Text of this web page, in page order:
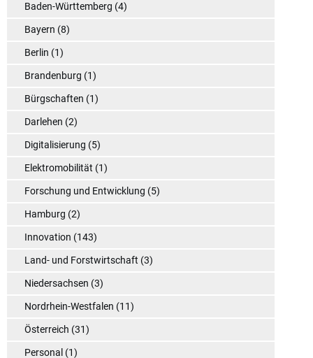
Baden-Württemberg (4)
Bayern (8)
Berlin (1)
Brandenburg (1)
Bürgschaften (1)
Darlehen (2)
Digitalisierung (5)
Elektromobilität (1)
Forschung und Entwicklung (5)
Hamburg (2)
Innovation (143)
Land- und Forstwirtschaft (3)
Niedersachsen (3)
Nordrhein-Westfalen (11)
Österreich (31)
Personal (1)